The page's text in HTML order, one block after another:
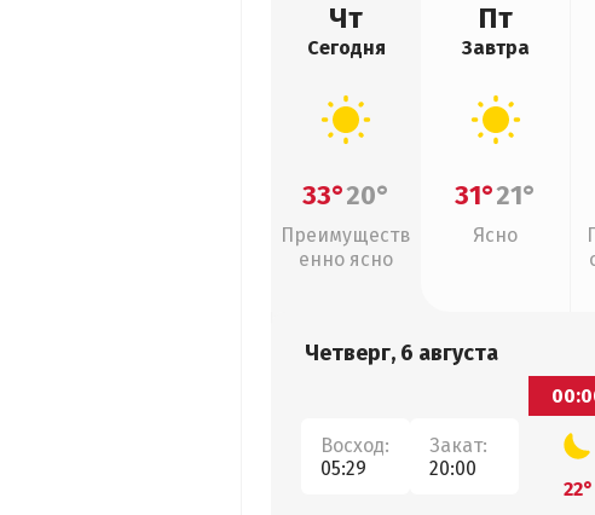
Чт
Сегодня
33°20°
Преимуществ
енно ясно
Пт
Завтра
31°21°
Ясно
Четверг, 6 августа
Восход:
05:29
Закат:
20:00
22°